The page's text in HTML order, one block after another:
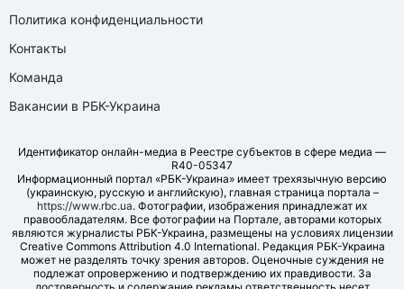
Политика конфиденциальности
Контакты
Команда
Вакансии в РБК-Украина
Идентификатор онлайн-медиа в Реестре субъектов в сфере медиа —
R40-05347
Информационный портал «РБК-Украина» имеет трехязычную версию
(украинскую, русскую и английскую), главная страница портала –
https://www.rbc.ua. Фотографии, изображения принадлежат их
правообладателям. Все фотографии на Портале, авторами которых
являются журналисты РБК-Украина, размещены на условиях лицензии
Creative Commons Attribution 4.0 International. Редакция РБК-Украина
может не разделять точку зрения авторов. Оценочные суждения не
подлежат опровержению и подтверждению их правдивости. За